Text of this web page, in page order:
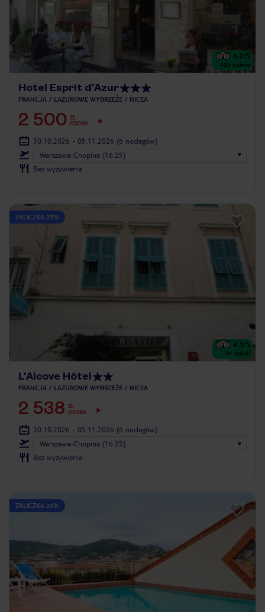
4.2/5
423 opinie
Hotel Esprit d'Azur
FRANCJA LAZUROWE WYBRZEŻE NICEA
2 500 ZŁ
OSOBA
30.10.2026 - 05.11.2026 (6 noclegów)
Warszawa-Chopina (16:25)
Bez wyżywienia
ZALICZKA 25%
4.3/5
91 opinii
L'Alcove Hôtel
FRANCJA LAZUROWE WYBRZEŻE NICEA
2 538 ZŁ
OSOBA
30.10.2026 - 05.11.2026 (6 noclegów)
Warszawa-Chopina (16:25)
Bez wyżywienia
ZALICZKA 25%